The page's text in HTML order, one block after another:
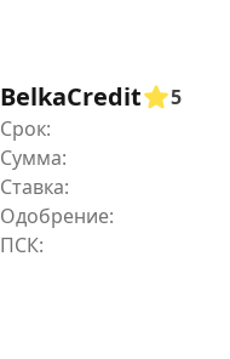
BelkaCredit
5
Срок:
Сумма:
Ставка:
Одобрение: